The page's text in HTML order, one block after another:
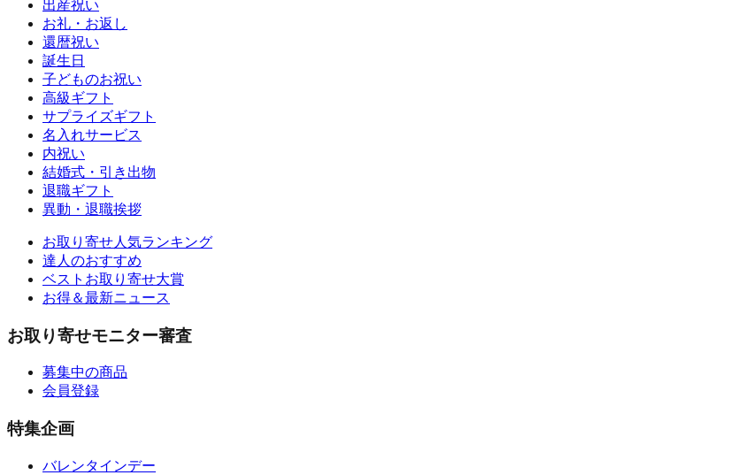
出産祝い
お礼・お返し
還暦祝い
誕生日
子どものお祝い
高級ギフト
サプライズギフト
名入れサービス
内祝い
結婚式・引き出物
退職ギフト
異動・退職挨拶
お取り寄せ人気ランキング
達人のおすすめ
ベストお取り寄せ大賞
お得＆最新ニュース
お取り寄せモニター審査
募集中の商品
会員登録
特集企画
バレンタインデー